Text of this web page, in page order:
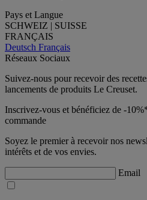
Pays et Langue
SCHWEIZ | SUISSE
FRANÇAIS
Deutsch Français
Réseaux Sociaux
Suivez-nous pour recevoir des
lancements de produits Le Creuset.
Inscrivez-vous et bénéficiez de -
commande
Soyez le premier à recevoir nos
intérêts et de vos envies.
Email